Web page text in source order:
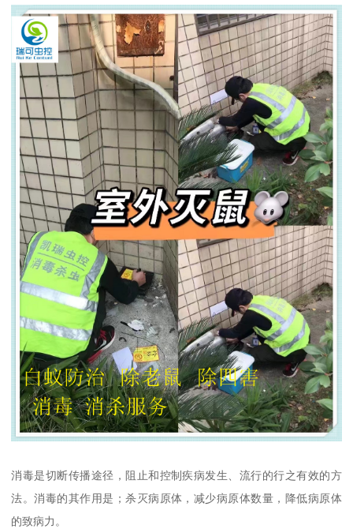
消毒是切断传播途径，阻止和控制疾病发生、流行的行之有效的方
法。消毒的其作用是；杀灭病原体，减少病原体数量，降低病原体
的致病力。